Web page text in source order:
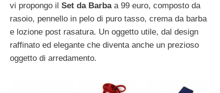
vi propongo il Set da Barbaa 99 euro, composto da
rasoio, pennello in pelo di puro tasso, crema da barba
e lozione post rasatura. Un oggetto utile, dal design
raffinato ed elegante che diventa anche un prezioso
oggetto di arredamento.